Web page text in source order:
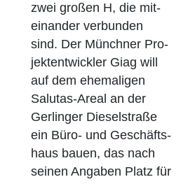
zwei gro­ßen H, die mit­
ein­an­der ver­bun­den
sind. Der Münch­ner Pro­
jekt­ent­wick­ler Giag will
auf dem ehe­ma­li­gen
Salu­tas-Are­al an der
Ger­lin­ger Die­sel­stra­ße
ein Büro- und Geschäfts­
haus bau­en, das nach
sei­nen Anga­ben Platz für